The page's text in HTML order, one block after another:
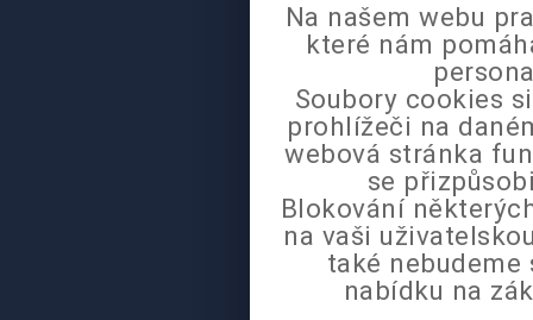
Na našem webu
které nám
Soubory cookies
prohlížeči na
webová stránka
se
Blokování
na vaši
také
nabídku na